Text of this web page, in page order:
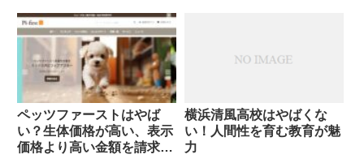
ペッツファーストはやば
い？生体価格が高い、表示
価格より高い金額を請求さ
横浜清風高校はやばくな
い！人間性を育む教育が魅
力